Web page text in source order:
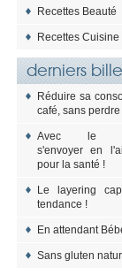
Recettes Beauté
Recettes Cuisine
derniers
Réduire sa
café, sans
Avec le
s'envoyer en
pour la santé !
Le layering
tendance !
En attendant
Sans gluten